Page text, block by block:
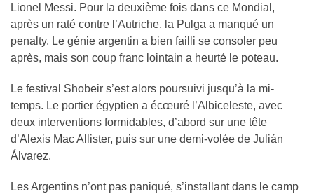
Lionel Messi. Pour la deuxième fois dans ce Mondial,
après un raté contre l’Autriche, la Pulga a manqué un
penalty. Le génie argentin a bien failli se consoler peu
après, mais son coup franc lointain a heurté le poteau.
Le festival Shobeir s’est alors poursuivi jusqu’à la mi-
temps. Le portier égyptien a écœuré l’Albiceleste, avec
deux interventions formidables, d’abord sur une tête
d’Alexis Mac Allister, puis sur une demi-volée de Julián
Álvarez.
Les Argentins n’ont pas paniqué, s’installant dans le camp